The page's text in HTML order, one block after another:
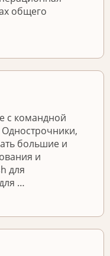
общего
с командной
большие и
и
для
…